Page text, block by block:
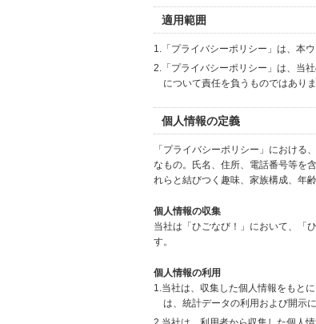
適用範囲
1.「プライバシーポリシー」は、本
2.「プライバシーポリシー」は、当
について責任を負うものではありま
個人情報の定義
「プライバシーポリシー」におけ
なもの。氏名、住所、電話番号等を
れらと結びつく趣味、家族構成、年
個人情報の収集
当社は「ひごなび！」において、「
す。
個人情報の利用
1.当社は、収集した個人情報をもと
は、統計データの利用および開示